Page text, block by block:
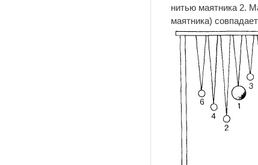
нитью маятника 2.
маятника)